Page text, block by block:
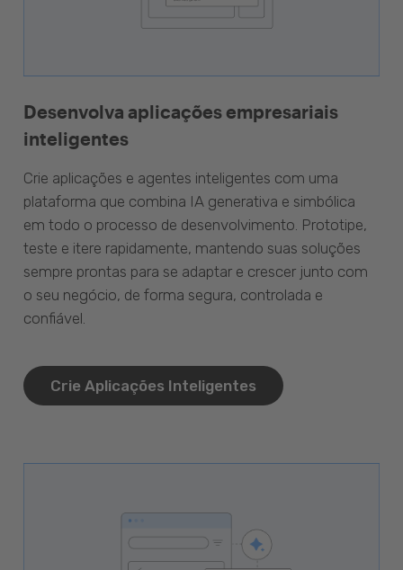
Desenvolva aplicações empresariais
inteligentes
Crie aplicações e agentes inteligentes com uma
plataforma que combina IA generativa e simbólica
em todo o processo de desenvolvimento. Prototipe,
teste e itere rapidamente, mantendo suas soluções
sempre prontas para se adaptar e crescer junto com
o seu negócio, de forma segura, controlada e
confiável.
Crie Aplicações Inteligentes